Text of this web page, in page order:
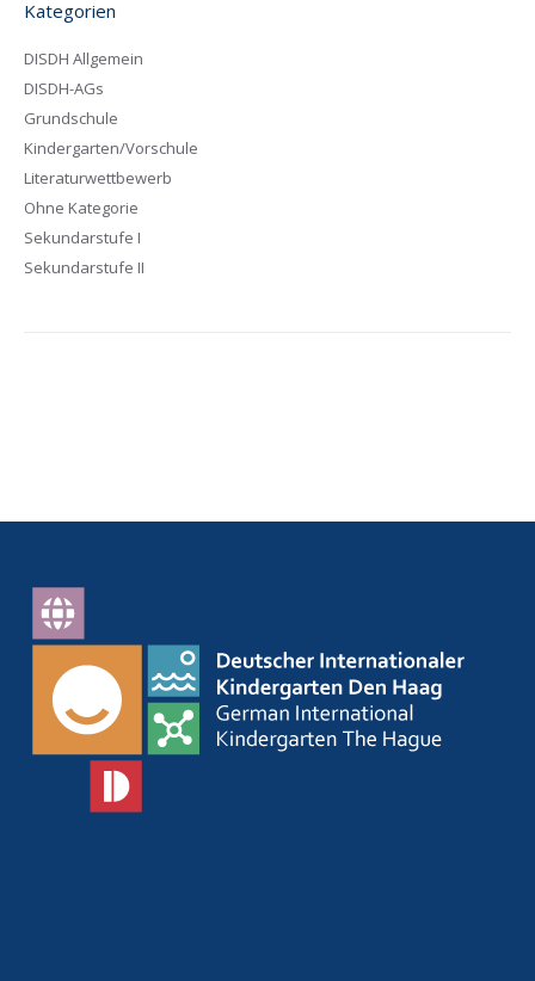
Kategorien
DISDH Allgemein
DISDH-AGs
Grundschule
Kindergarten/Vorschule
Literaturwettbewerb
Ohne Kategorie
Sekundarstufe I
Sekundarstufe II